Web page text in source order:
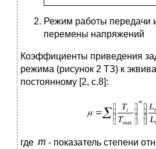
Режим работы передачи
перемены напряжений
Коэффициенты приведения
режима (рисунок 2 ТЗ) к
постоянному [2, с.8]:
где
- показатель степени